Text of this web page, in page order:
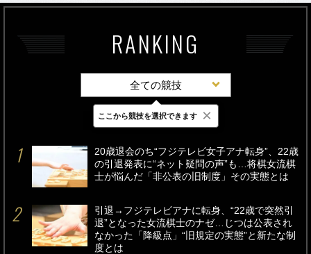
RANKING
全ての競技
最新 24時間 週間
20歳退会のち“フジテレビ女子アナ転身”、22歳
の引退発表に“ネット疑問の声”も…将棋女流棋
士が悩んだ「非公表の旧制度」その実態とは
引退→フジテレビアナに転身、“22歳で突然引
退”となった女流棋士のナゼ…じつは公表され
なかった「降級点」“旧規定の実態”と新たな制
度とは
ここから競技を選択できます ×